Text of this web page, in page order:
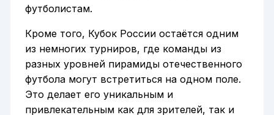
футболистам.
Кроме того, Кубок России остаётся одним
из немногих турниров, где команды из
разных уровней пирамиды отечественного
футбола могут встретиться на одном поле.
Это делает его уникальным и
привлекательным как для зрителей, так и